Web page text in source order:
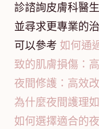
診諮詢皮膚科醫
並尋求更專業的
可以參考 如何通
致的肌膚損傷：
夜間修護：高效
為什麼夜間護理
如何選擇適合的